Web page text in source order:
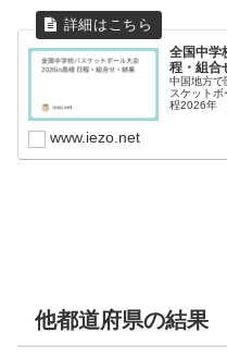
全国中学
程・組合
中国地方で
スケットボ
程2026年
www.iezo.net
他都道府県の結果